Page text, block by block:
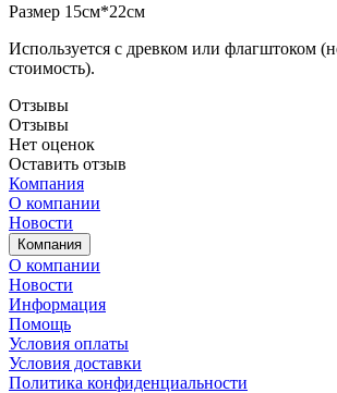
Размер 15см*22см
Используется с древком или флагштоком
стоимость).
Отзывы
Отзывы
Нет оценок
Оставить отзыв
Компания
О компании
Новости
Компания
О компании
Новости
Информация
Помощь
Условия оплаты
Условия доставки
Политика конфиденциальности